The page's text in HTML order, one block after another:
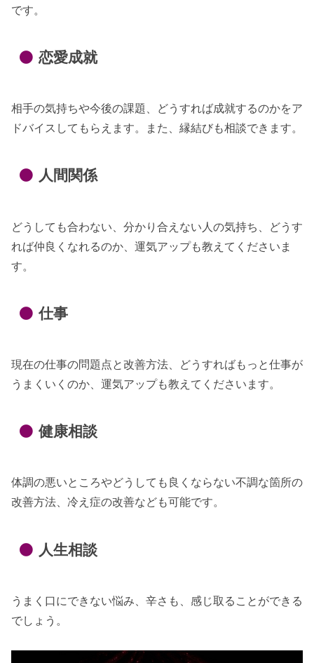
です。
恋愛成就
相手の気持ちや今後の課題、どうすれば成就するのかをア
ドバイスしてもらえます。また、縁結びも相談できます。
人間関係
どうしても合わない、分かり合えない人の気持ち、どうす
れば仲良くなれるのか、運気アップも教えてくださいま
す。
仕事
現在の仕事の問題点と改善方法、どうすればもっと仕事が
うまくいくのか、運気アップも教えてくださいます。
健康相談
体調の悪いところやどうしても良くならない不調な箇所の
改善方法、冷え症の改善なども可能です。
人生相談
うまく口にできない悩み、辛さも、感じ取ることができる
でしょう。